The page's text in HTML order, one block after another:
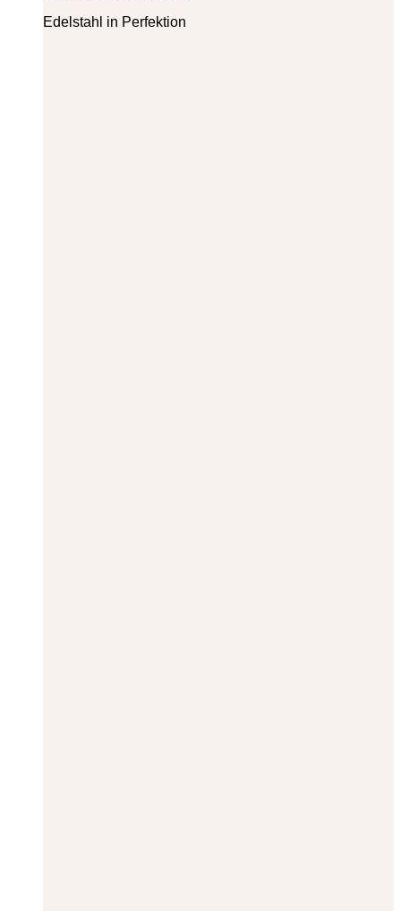
Edelstahl in Perfektion